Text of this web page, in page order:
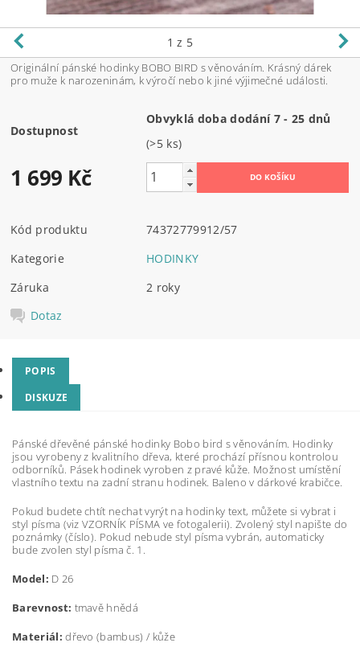
1 z 5
Originální pánské hodinky BOBO BIRD s věnováním. Krásný dárek
pro muže k narozeninám, k výročí nebo k jiné výjimečné události.
Dostupnost
Obvyklá doba dodání 7 - 25 dnů
(>5 ks)
1 699 Kč
Kód produktu
74372779912/57
Kategorie
HODINKY
Záruka
2 roky
Dotaz
POPIS
DISKUZE
Pánské dřevěné pánské hodinky Bobo bird s věnováním. Hodinky
jsou vyrobeny z kvalitního dřeva, které prochází přísnou kontrolou
odborníků. Pásek hodinek vyroben z pravé kůže. Možnost umístění
vlastního textu na zadní stranu hodinek. Baleno v dárkové krabičce.
Pokud budete chtít nechat vyrýt na hodinky text, můžete si vybrat i
styl písma (viz VZORNÍK PÍSMA ve fotogalerii). Zvolený styl napište do
poznámky (číslo). Pokud nebude styl písma vybrán, automaticky
bude zvolen styl písma č. 1.
Model: D 26
Barevnost: tmavě hnědá
Materiál: dřevo (bambus) / kůže